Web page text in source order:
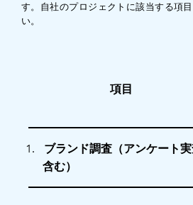
す。自社のプロジェクトに該当する項
い。
項目
1.
ブランド調査（アンケート
含む）